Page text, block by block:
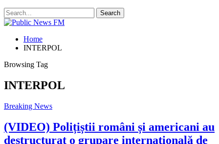
Home
INTERPOL
Browsing Tag
INTERPOL
Breaking News
(VIDEO) Polițiștii români și americani au
destructurat o grupare internațională de